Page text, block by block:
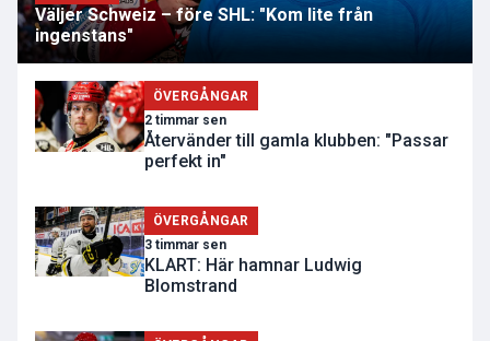
Väljer Schweiz – före SHL: "Kom lite från
ingenstans"
ÖVERGÅNGAR
2 timmar sen
Återvänder till gamla klubben: "Passar
perfekt in"
ÖVERGÅNGAR
3 timmar sen
KLART: Här hamnar Ludwig
Blomstrand